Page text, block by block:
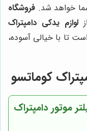
خواهد شد. فروشگاه
لوازم یدکی دامپتراک
تا با خیالی آسوده،
کوماتسو
موتور دامپتراک